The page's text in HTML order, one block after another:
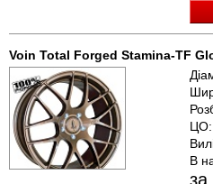
Voin Total Forged Stamina-TF
ЦО:
В
за